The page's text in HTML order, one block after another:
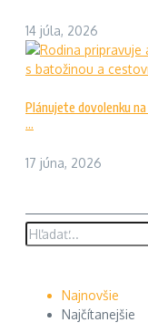
14 júla, 2026
Plánujete dovolenku
...
17 júna, 2026
Hľadať:
Najnovšie
Najčítanejšie